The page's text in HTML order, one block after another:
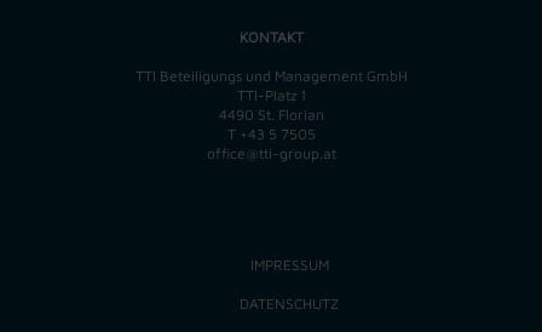
KONTAKT
TTI Beteiligungs und Management GmbH
TTI-Platz 1
4490 St. Florian
T +43 5 7505
office@tti-group.at
IMPRESSUM
DATENSCHUTZ